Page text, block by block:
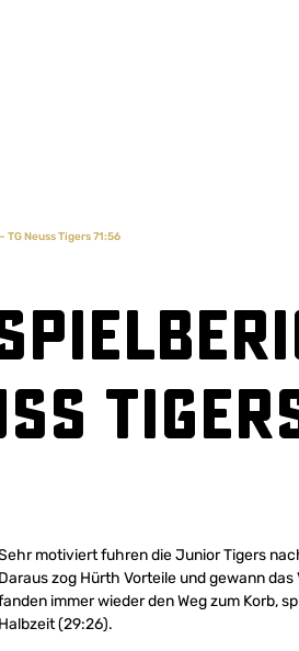
Neuss Tigers 71:56
motiviert fuhren die Junior Tigers
Daraus zog Hürth Vorteile und gewann
immer wieder den Weg zum Korb,
Halbzeit (29:26).